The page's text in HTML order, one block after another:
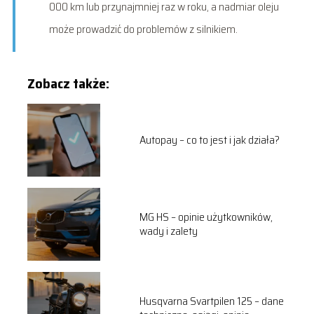
000 km lub przynajmniej raz w roku, a nadmiar oleju
może prowadzić do problemów z silnikiem.
Zobacz także:
Autopay – co to jest i jak działa?
MG HS – opinie użytkowników,
wady i zalety
Husqvarna Svartpilen 125 – dane